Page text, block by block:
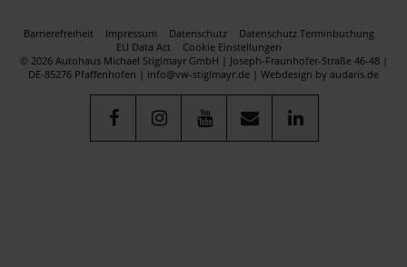
Barrierefreiheit Impressum Datenschutz
Datenschutz Terminbuchung
EU Data Act
Cookie Einstellungen
© 2026 Autohaus Michael Stiglmayr GmbH | Joseph-Fraunhofer-Straße 46-48 |
DE-85276 Pfaffenhofen | info@vw-stiglmayr.de | Webdesign by audaris.de